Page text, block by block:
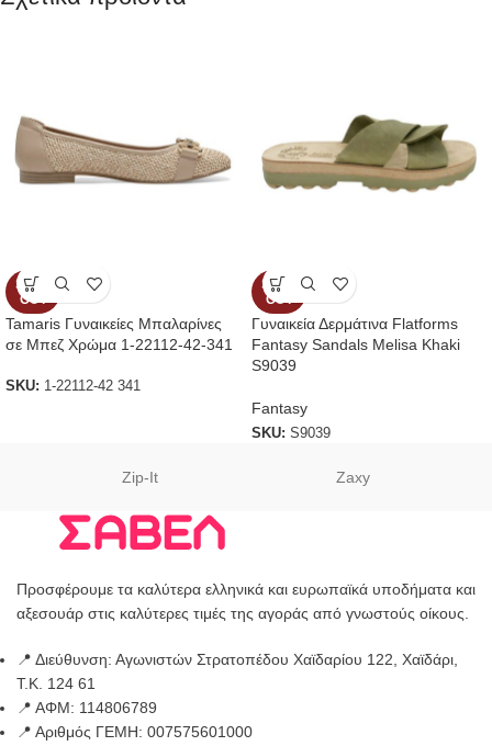
SOLD
OUT
Tamaris Γυναικείες Μπαλαρίνες
σε Μπεζ Χρώμα 1-22112-42-341
SKU: 1-22112-42 341
SOLD
OUT
Γυναικεία Δερμάτινα Flatforms
Fantasy Sandals Melisa Khaki
S9039
Fantasy
SKU: S9039
Zip-It Zaxy
Προσφέρουμε τα καλύτερα ελληνικά και ευρωπαϊκά υποδήματα και
αξεσουάρ στις καλύτερες τιμές της αγοράς από γνωστούς οίκους.
📍 Διεύθυνση: Αγωνιστών Στρατοπέδου Χαϊδαρίου 122, Χαϊδάρι,
Τ.Κ. 124 61
📍 ΑΦΜ: 114806789
📍 Αριθμός ΓΕΜΗ: 007575601000